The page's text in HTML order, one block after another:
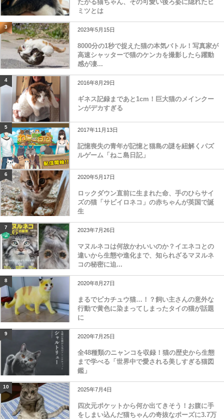
たがる猫ちゃん、その可愛い後ろ姿に隠れたヒ
ミツとは
3 2023年5月15日
8000分の1秒で捉えた猫の本気バトル！写真家が
高速シャッターで猫のケンカを撮影したら躍動
感が凄...
4 2016年8月29日
ギネス記録まであと1cm！巨大猫のメインクー
ンがデカすぎる
5 2017年11月13日
記憶喪失の青年が記憶と猫島の謎を紐解くパズ
ルゲーム「ねこ島日記」
6 2020年5月17日
ロックダウン直前に生まれた命、手のひらサイ
ズの猫「サビイロネコ」の赤ちゃんが英国で誕
生
7 2023年7月26日
マヌルネコは何故かわいいのか？イエネコとの
違いから生態や進化まで、知られざるマヌルネ
コの秘密に迫...
8 2020年8月27日
まるでピカチュウ猫…！？飼い主さんの意外な
行動で黄色に染まってしまったタイの猫が話題
に
9 2020年7月25日
全48種類のニャンコを収録！猫の歴史から生態
まで学べる「世界中で愛される美しすぎる猫図
鑑」
10 2025年7月4日
四次元ポケットから何か出てきそう！お腹に手
をしまい込んだ猫ちゃんの奇抜なポーズに3.7万